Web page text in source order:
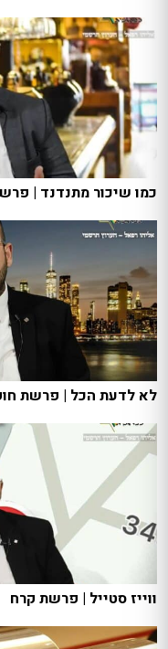
כמו שיכור מתנדנד |
לא לדעת הכל | פרשת
ווייז סטייל | פרשת קרח